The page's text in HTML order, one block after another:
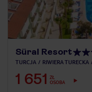
Süral Resort
TURCJA RIWIERA TURECKA
1 651
ZŁ
OSOBA